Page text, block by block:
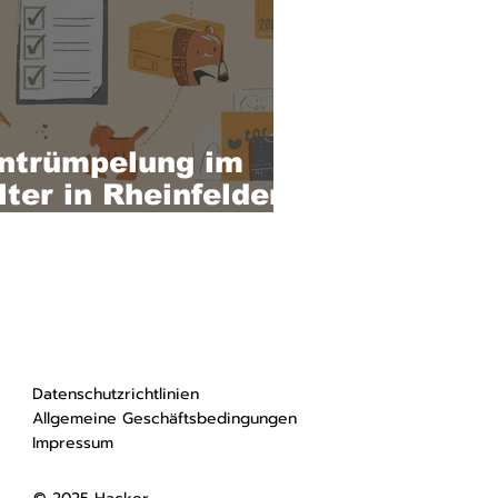
im
in Rheinfelden
Datenschutzrichtlinien
Allgemeine Geschäftsbedingungen
Impressum